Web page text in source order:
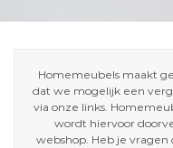
Homemeubels maakt
dat we mogelijk een
via onze links.
wordt hiervoor
webshop. Heb je